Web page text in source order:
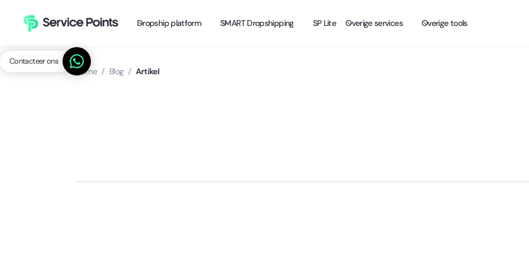
Dropship platform SMART Dropshipping SP Lite Overige services Overige tools
Contacteer ons
Home / Blog / Artikel